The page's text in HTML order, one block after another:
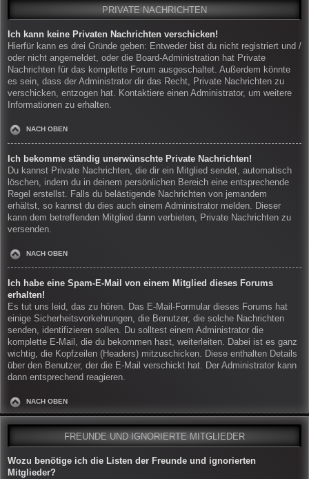
PRIVATE NACHRICHTEN
Ich kann keine Privaten Nachrichten verschicken!
Hierfür kann es drei Gründe geben: Entweder bist du nicht registriert und /
oder nicht angemeldet, oder die Board-Administration hat Private
Nachrichten für das komplette Forum ausgeschaltet. Außerdem könnte
es sein, dass der Administrator dir das Recht, Private Nachrichten zu
verschicken, entzogen hat. Kontaktiere einen Administrator, um weitere
Informationen zu erhalten.
NACH OBEN
Ich bekomme ständig unerwünschte Private Nachrichten!
Du kannst Private Nachrichten, die dir ein Mitglied sendet, automatisch
löschen, indem du in deinem persönlichen Bereich eine entsprechende
Regel erstellst. Falls du belästigende Nachrichten von jemandem
erhältst, so kannst du dies auch einem Administrator melden. Dieser
kann dem betreffenden Mitglied dann verbieten, Private Nachrichten zu
versenden.
NACH OBEN
Ich habe eine Spam-E-Mail von einem Mitglied dieses Forums
erhalten!
Es tut uns leid, das zu hören. Das E-Mail-Formular dieses Forums hat
einige Sicherheitsvorkehrungen, die Benutzer, die solche Nachrichten
senden, identifizieren sollen. Du solltest einem Administrator die
komplette E-Mail, die du bekommen hast, weiterleiten. Dabei ist es ganz
wichtig, die Kopfzeilen (Headers) mitzuschicken. Diese enthalten Details
über den Benutzer, der die E-Mail verschickt hat. Der Administrator kann
dann entsprechend reagieren.
NACH OBEN
FREUNDE UND IGNORIERTE MITGLIEDER
Wozu benötige ich die Listen der Freunde und ignorierten
Mitglieder?